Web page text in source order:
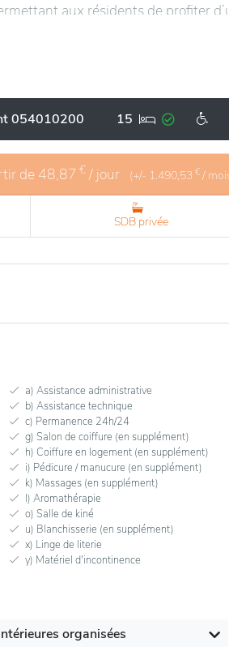
aux résidents de profiter
faciles aux commodités
modernes adaptées aux
des espaces communs
L’attention portée à la qualité
et professionnelle, faisant de cet
054010200 15
de 48,87 € / jour (+/- 1.490,53 € /
SDB privée
a) Assistance administrative
b) Assistance technique
c) Permanence 24h/24
g) Salon de coiffure (en supplément)
h) Coiffure en logement (en supplément)
i) Pédicure / manucure (en supplément)
k) Massages (en supplément)
l) Aromathérapie
o) Salle de kiné
u) Blanchisserie (en supplément)
x) Linge de literie
y) Matériel d'incontinence
organisées